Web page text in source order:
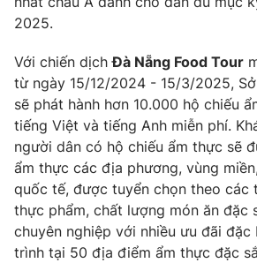
2025.
Với chiến dịchĐà Nẵng Food Tour
từ ngày 15/12/2024 - 15/3/2025,
sẽ phát hành hơn 10.000 hộ chiếu
tiếng Việt và tiếng Anh miễn phí.
người dân có hộ chiếu ẩm thực sẽ
ẩm thực các địa phương, vùng
quốc tế, được tuyển chọn theo các
thực phẩm, chất lượng món ăn đặc
chuyên nghiệp với nhiều ưu đãi
trình tại 50 địa điểm ẩm thực đặc